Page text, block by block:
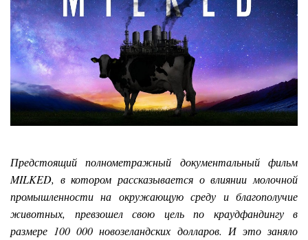
Предстоящий полнометражный документальный фильм
MILKED, в котором рассказывается о влиянии молочной
промышленности на окружающую среду и благополучие
животных, превзошел свою цель по краудфандингу в
размере 100 000 новозеландских долларов. И это заняло